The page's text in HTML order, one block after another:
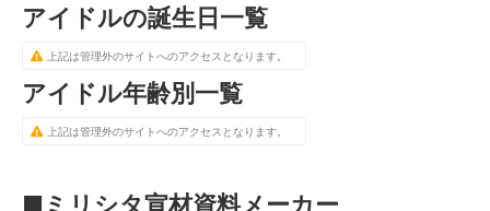
アイドルの誕生日一覧
上記は管理外のサイトへのアクセスとなります。
アイドル年齢別一覧
上記は管理外のサイトへのアクセスとなります。
■ミリシタ宣材資料メーカー